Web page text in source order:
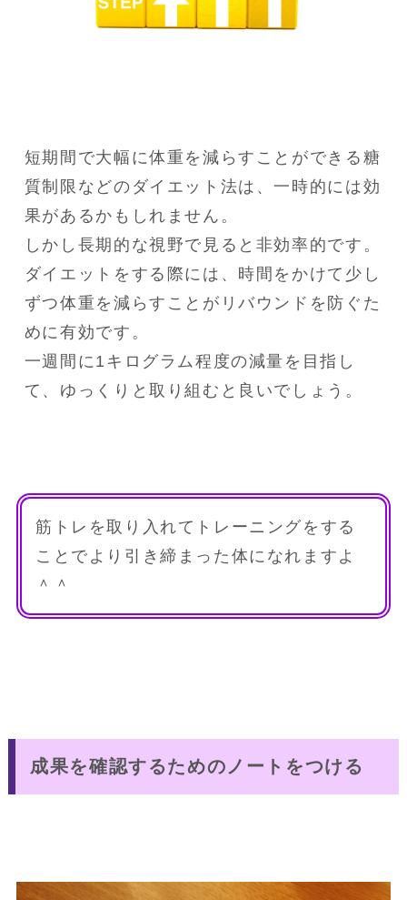
短期間で大幅に体重を減らすことができる糖
質制限などのダイエット法は、一時的には効
果があるかもしれません。
しかし長期的な視野で見ると非効率的です。
ダイエットをする際には、時間をかけて少し
ずつ体重を減らすことがリバウンドを防ぐた
めに有効です。
一週間に1キログラム程度の減量を目指し
て、ゆっくりと取り組むと良いでしょう。
筋トレを取り入れてトレーニングをする
ことでより引き締まった体になれますよ
＾＾
成果を確認するためのノートをつける